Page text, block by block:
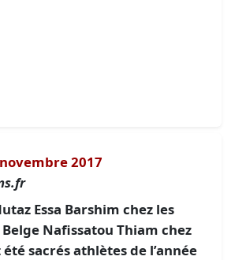
2017
Essa Barshim chez les
Nafissatou Thiam chez
sacrés athlètes de l’année